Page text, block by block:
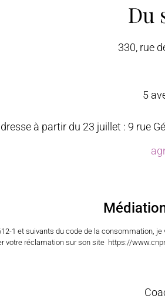
Du
330, rue
5
à partir du 23 juillet : 9 rue
1 et suivants du code de la consommation,
votre réclamation sur son site https://